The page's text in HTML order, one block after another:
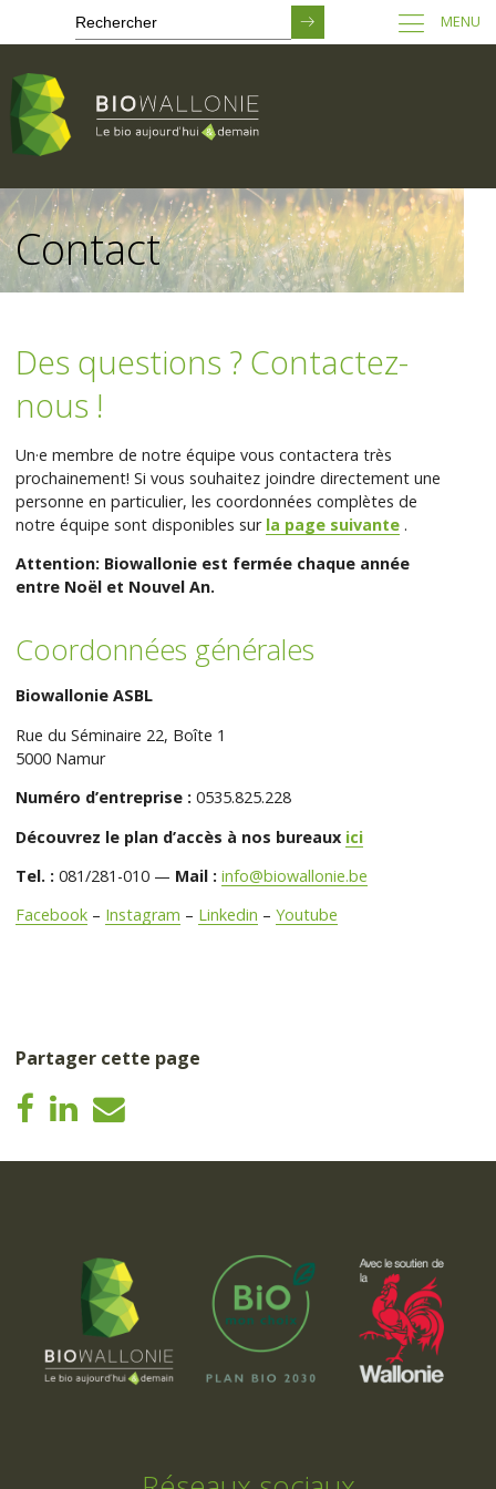
Passer
au
contenu
principal
MENU
Contact
Des questions ? Contactez-
nous !
Un·e membre de notre équipe vous contactera très
prochainement! Si vous souhaitez joindre directement une
personne en particulier, les coordonnées complètes de
notre équipe sont disponibles sur la page suivante .
Attention: Biowallonie est fermée chaque année
entre Noël et Nouvel An.
Coordonnées générales
Biowallonie ASBL
Rue du Séminaire 22, Boîte 1
5000 Namur
Numéro d’entreprise : 0535.825.228
Découvrez le plan d’accès à nos bureaux ici
Tel. : 081/281-010 — Mail : info@biowallonie.be
Facebook – Instagram – Linkedin –Youtube
Partager cette page